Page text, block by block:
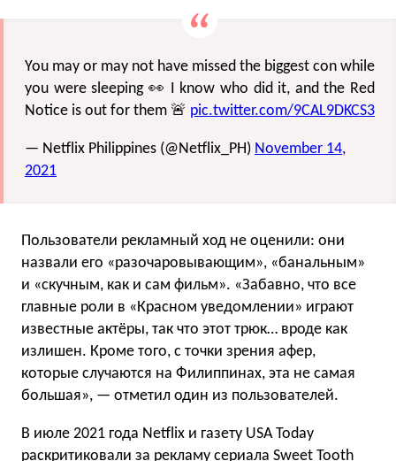
You may or may not have missed the biggest con while
you were sleeping 👀 I know who did it, and the Red
Notice is out for them 🚨 pic.twitter.com/9CAL9DKCS3
— Netflix Philippines (@Netflix_PH) November 14,
2021
Пользователи рекламный ход не оценили: они
назвали его «разочаровывающим», «банальным»
и «скучным, как и сам фильм». «Забавно, что все
главные роли в «Красном уведомлении» играют
известные актёры, так что этот трюк… вроде как
излишен. Кроме того, с точки зрения афер,
которые случаются на Филиппинах, эта не самая
большая», — отметил один из пользователей.
В июле 2021 года Netflix и газету USA Today
раскритиковали за рекламу сериала Sweet Tooth